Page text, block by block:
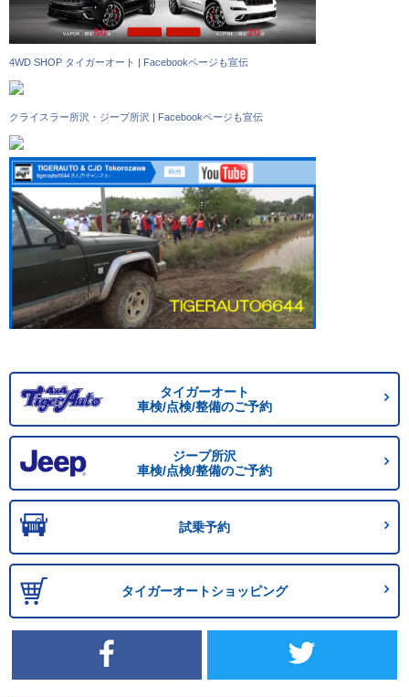
4WD SHOP タイガーオート Facebookページも宣伝
クライスラー所沢・ジープ所沢 Facebookページも宣伝
タイガーオート
車検/点検/整備のご予約
ジープ所沢
車検/点検/整備のご予約
試乗予約
タイガーオートショッピング